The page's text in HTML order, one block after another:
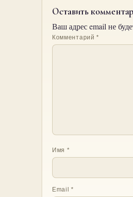
Оставить
Ваш адрес email не
Комментарий*
Имя *
Email*